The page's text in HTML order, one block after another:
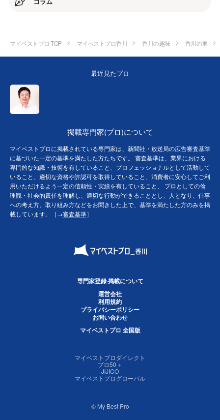
マイベストプロ TOP マイベストプロ香川 香川の趣味 香川の車
最近見たプロ
掲載専門家(プロ)について
マイベストプロに掲載されている専門家は、新聞社・放送局の広告審査基準
に基づいた一定の基準を満たした方たちです。 審査基準は、業界における
専門的な知識・技術を有していること、プロフェッショナルとして活動して
いること、適切な資格や許認可を取得していること、消費者に安心してご利
用いただけるよう一定の信頼性・実績を有していること、 プロとしての倫
理観・社会的責任を理解し、適切な行動ができることとし、人となり、仕事
への考え方、取り組み方などをお聞きした上で、基準を満たした方のみを掲
載しています。［→審査基準］
専門家登録·掲載について
運営会社
利用規約
プライバシーポリシー
お問い合わせ
マイベストプロ 全国版
マイベストプロダイレクト
プロ50＋
JIJICO
マイベストプログローバル
© My Best Pro